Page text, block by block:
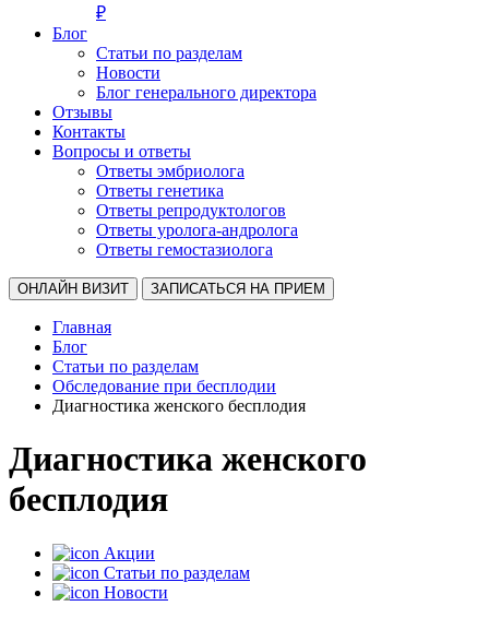
₽
Блог
Статьи по разделам
Новости
Блог генерального директора
Отзывы
Контакты
Вопросы и ответы
Ответы эмбриолога
Ответы генетика
Ответы репродуктологов
Ответы уролога-андролога
Ответы гемостазиолога
ОНЛАЙН ВИЗИТ ЗАПИСАТЬСЯ НА ПРИЕМ
Главная
Блог
Статьи по разделам
Обследование при бесплодии
Диагностика женского бесплодия
Диагностика женского
бесплодия
Акции
Статьи по разделам
Новости